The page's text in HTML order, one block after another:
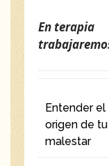
En terapia
Entender el
origen de tu
malestar